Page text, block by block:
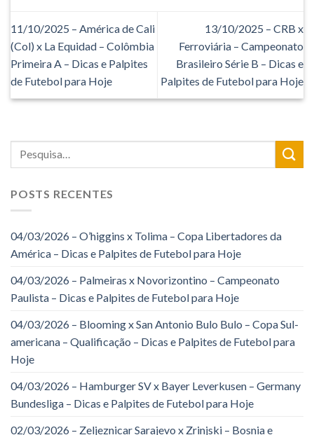
11/10/2025 – América de Cali
(Col) x La Equidad – Colômbia
Primeira A – Dicas e Palpites
de Futebol para Hoje
13/10/2025 – CRB x
Ferroviária – Campeonato
Brasileiro Série B – Dicas e
Palpites de Futebol para Hoje
POSTS RECENTES
04/03/2026 – O’higgins x Tolima – Copa Libertadores da
América – Dicas e Palpites de Futebol para Hoje
04/03/2026 – Palmeiras x Novorizontino – Campeonato
Paulista – Dicas e Palpites de Futebol para Hoje
04/03/2026 – Blooming x San Antonio Bulo Bulo – Copa Sul-
americana – Qualificação – Dicas e Palpites de Futebol para
Hoje
04/03/2026 – Hamburger SV x Bayer Leverkusen – Germany
Bundesliga – Dicas e Palpites de Futebol para Hoje
02/03/2026 – Zeljeznicar Sarajevo x Zrinjski – Bosnia e